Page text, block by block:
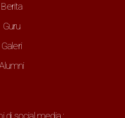
Berita
Guru
Galeri